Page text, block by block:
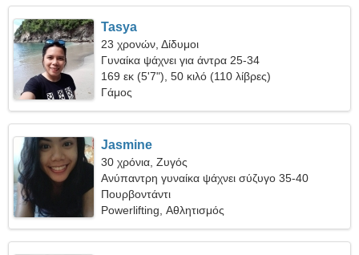
Tasya
23 χρονών, Δίδυμοι
Γυναίκα ψάχνει για άντρα 25-34
169 εκ (5'7"), 50 κιλό (110 λίβρες)
Γάμος
Jasmine
30 χρόνια, Ζυγός
Ανύπαντρη γυναίκα ψάχνει σύζυγο 35-40
Πουρβοντάντι
Powerlifting, Αθλητισμός